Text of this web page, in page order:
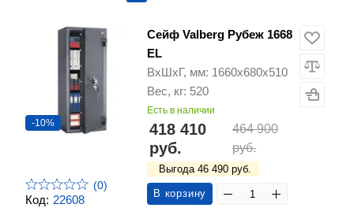
Код: 22608
-10%
(0)
Сейф Valberg Рубеж 1668
EL
ВхШхГ, мм: 1660х680х510
Вес, кг: 520
Есть в наличии
418 410
руб.
464 900
руб.
Выгода 46 490 руб.
В корзину